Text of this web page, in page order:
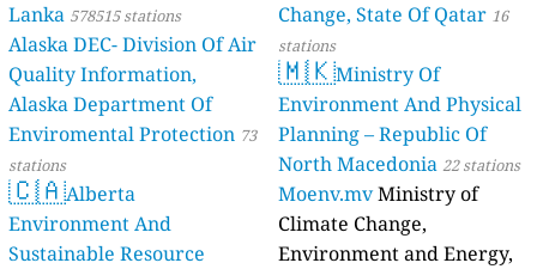
Lanka 578515 stations
Alaska DEC- Division Of Air
Quality Information,
Alaska Department Of
Enviromental Protection 73
stations
🇨🇦Alberta
Environment And
Sustainable Resource
Change, State Of Qatar 16
stations
🇲🇰Ministry Of
Environment And Physical
Planning – Republic Of
North Macedonia 22 stations
Moenv.mvMinistry of
Climate Change,
Environment and Energy,